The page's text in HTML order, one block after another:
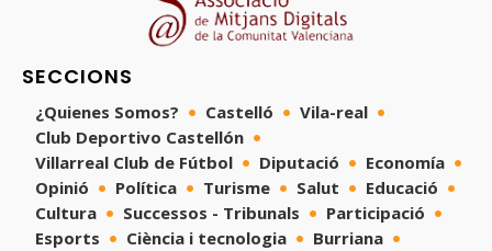
SECCIONS
¿Quienes Somos? Castelló
Vila-real
Club Deportivo Castellón
Villarreal Club de Fútbol
Diputació
Economía
Opinió
Política Turisme Salut
Educació
Cultura
Successos - Tribunals
Participació
Esports
Ciència i tecnologia
Burriana